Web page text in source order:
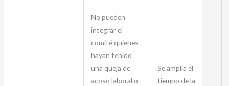
No pueden
integrar el
comité quienes
hayan tenido
una queja de
acoso laboral o
Se amplía el
tiempo de la